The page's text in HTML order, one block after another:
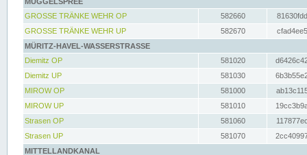
GROSSE TRÄNKE WEHR OP
582660
GROSSE TRÄNKE WEHR UP
582670
MÜRITZ-HAVEL-WASSERSTRASSE
Diemitz OP
581020
Diemitz UP
581030
MIROW OP
581000
MIROW UP
581010
Strasen OP
581060
Strasen UP
581070
MITTELLANDKANAL